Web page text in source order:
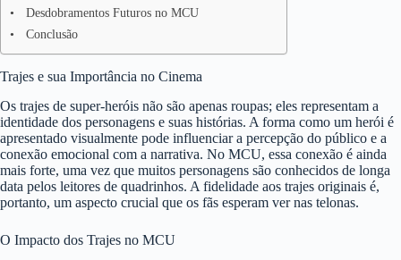
Desdobramentos Futuros no MCU
Conclusão
Trajes e sua Importância no Cinema
Os trajes de super-heróis não são apenas roupas; eles representam a
identidade dos personagens e suas histórias. A forma como um herói é
apresentado visualmente pode influenciar a percepção do público e a
conexão emocional com a narrativa. No MCU, essa conexão é ainda
mais forte, uma vez que muitos personagens são conhecidos de longa
data pelos leitores de quadrinhos. A fidelidade aos trajes originais é,
portanto, um aspecto crucial que os fãs esperam ver nas telonas.
O Impacto dos Trajes no MCU